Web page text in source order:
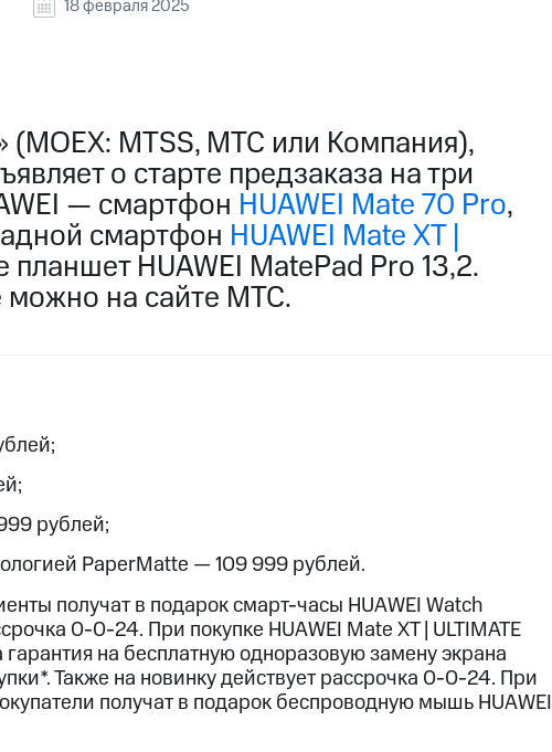
18 февраля 2025
MTSS, МТС или Компания),
о старте предзаказа на три
— смартфон HUAWEI Mate 70 Pro,
смартфон HUAWEI Mate XT |
планшет HUAWEI MatePad Pro 13,2.
на сайте МТС.
рублей;
PaperMatte — 109 999 рублей.
получат в подарок смарт-часы HUAWEI Watch
0-0-24. При покупке HUAWEI Mate XT | ULTIMATE
гарантия на бесплатную одноразовую замену экрана
Также на новинку действует рассрочка 0-0-24. При
получат в подарок беспроводную мышь HUAWEI